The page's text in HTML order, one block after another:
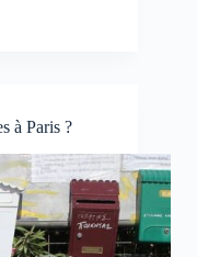
à Paris ?